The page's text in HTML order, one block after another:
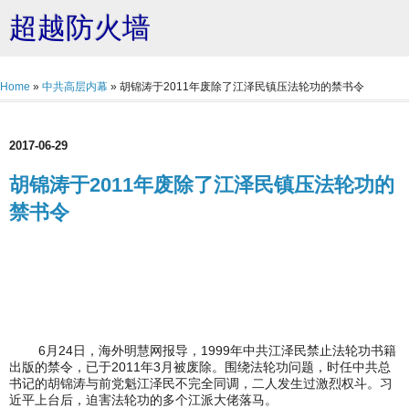
超越防火墙
Home » 中共高层内幕 » 胡锦涛于2011年废除了江泽民镇压法轮功的禁书令
2017-06-29
胡锦涛于2011年废除了江泽民镇压法轮功的
禁书令
6月24日，海外明慧网报导，1999年中共江泽民禁止法轮功书籍
出版的禁令，已于2011年3月被废除。围绕法轮功问题，时任中共总
书记的胡锦涛与前党魁江泽民不完全同调，二人发生过激烈权斗。习
近平上台后，迫害法轮功的多个江派大佬落马。